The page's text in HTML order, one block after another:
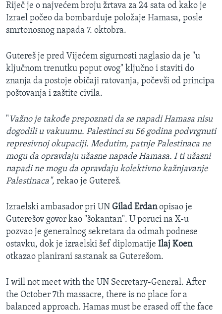
Riječ je o najvećem broju žrtava za 24 sata od kako je
Izrael počeo da bombarduje položaje Hamasa, posle
smrtonosnog napada 7. oktobra.
Gutereš je pred Vijećem sigurnosti naglasio da je "u
ključnom trenutku poput ovog" ključno i staviti do
znanja da postoje običaji ratovanja, počevši od principa
poštovanja i zaštite civila.
" Važno je takođe prepoznati da se napadi Hamasa nisu
dogodili u vakuumu. Palestinci su 56 godina podvrgnuti
represivnoj okupaciji. Međutim, patnje Palestinaca ne
mogu da opravdaju užasne napade Hamasa. I ti užasni
napadi ne mogu da opravdaju kolektivno kažnjavanje
Palestinaca", rekao je Gutereš.
Izraelski ambasador pri UN Gilad Erdanopisao je
Guterešov govor kao "šokantan". U poruci na X-u
pozvao je generalnog sekretara da odmah podnese
ostavku, dok je izraelski šef diplomatije Ilaj Koen
otkazao planirani sastanak sa Guterešom.
I will not meet with the UN Secretary-General. After
the October 7th massacre, there is no place for a
balanced approach. Hamas must be erased off the face